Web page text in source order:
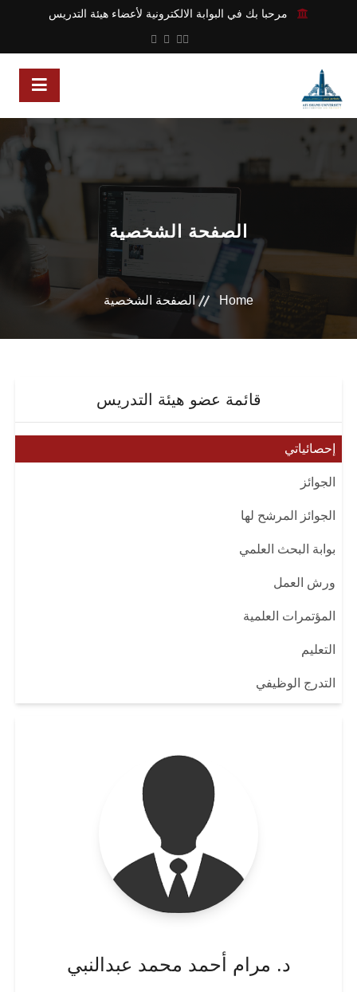
مرحبا بك في البوابة الالكترونية لأعضاء هيئة التدريس
الصفحة الشخصية
Home الصفحة الشخصية
قائمة عضو هيئة التدريس
إحصائياتي
الجوائز
الجوائز المرشح لها
بوابة البحث العلمي
ورش العمل
المؤتمرات العلمية
التعليم
التدرج الوظيفي
د. مرام أحمد محمد عبدالنبي